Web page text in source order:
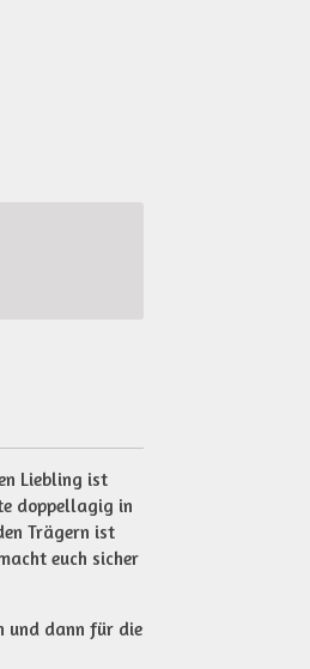
Liebling ist
doppellagig in
Trägern ist
euch sicher
und dann für die